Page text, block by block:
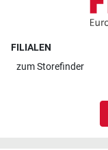
FILIALEN
zumStorefinder